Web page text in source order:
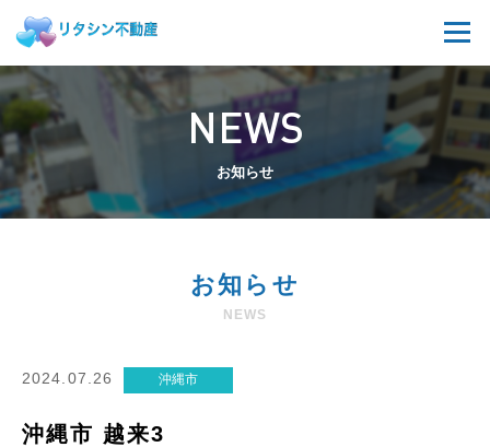
NEWS
お知らせ
お知らせ
NEWS
2024.07.26 沖縄市
沖縄市 越来3